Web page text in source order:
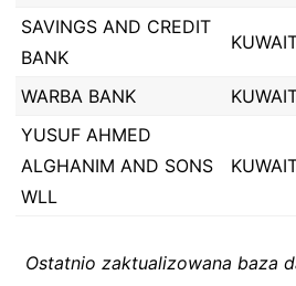
SAVINGS AND CREDIT
BANK
WARBA BANK
YUSUF AHMED
ALGHANIM AND SONS
WLL
Ostatnio zaktualizowana baza